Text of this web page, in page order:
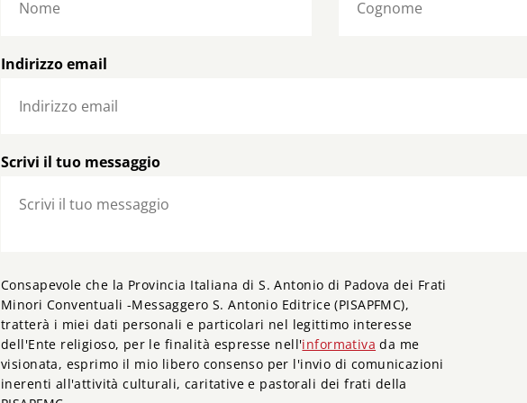
Indirizzo email
Scrivi il tuo messaggio
Consapevole che la Provincia Italiana di S. Antonio di Padova dei Frati
Minori Conventuali -Messaggero S. Antonio Editrice (PISAPFMC),
tratterà i miei dati personali e particolari nel legittimo interesse
dell'Ente religioso, per le finalità espresse nell'informativa da me
visionata, esprimo il mio libero consenso per l'invio di comunicazioni
inerenti all'attività culturali, caritative e pastorali dei frati della